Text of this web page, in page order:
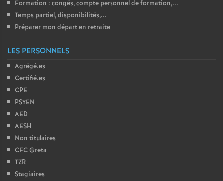
Formation : congés, compte personnel de formation,...
Temps partiel, disponibilités,...
Préparer mon départ en retraite
LES PERSONNELS
Agrégé.es
Certifié.es
CPE
PSYEN
AED
AESH
Non titulaires
CFC Greta
TZR
Stagiaires